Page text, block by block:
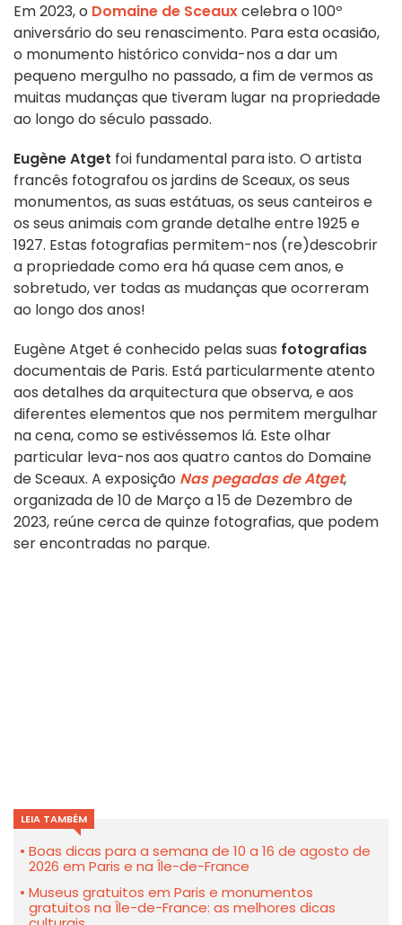
Em 2023, o Domaine de Sceauxcelebra o 100º
aniversário do seu renascimento. Para esta ocasião,
o monumento histórico convida-nos a dar um
pequeno mergulho no passado, a fim de vermos as
muitas mudanças que tiveram lugar na propriedade
ao longo do século passado.
Eugène Atget foi fundamental para isto. O artista
francês fotografou os jardins de Sceaux, os seus
monumentos, as suas estátuas, os seus canteiros e
os seus animais com grande detalhe entre 1925 e
1927. Estas fotografias permitem-nos (re)descobrir
a propriedade como era há quase cem anos, e
sobretudo, ver todas as mudanças que ocorreram
ao longo dos anos!
Eugène Atget é conhecido pelas suas fotografias
documentais de Paris. Está particularmente atento
aos detalhes da arquitectura que observa, e aos
diferentes elementos que nos permitem mergulhar
na cena, como se estivéssemos lá. Este olhar
particular leva-nos aos quatro cantos do Domaine
de Sceaux. A exposição Nas pegadas de Atget,
organizada de 10 de Março a 15 de Dezembro de
2023, reúne cerca de quinze fotografias, que podem
ser encontradas no parque.
LEIA TAMBÉM
Boas dicas para a semana de 10 a 16 de agosto de
2026 em Paris e na Île-de-France
Museus gratuitos em Paris e monumentos
gratuitos na Île-de-France: as melhores dicas